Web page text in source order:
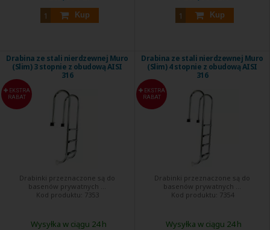
Kup Kup
Drabina ze stali nierdzewnej Muro
(Slim) 3 stopnie z obudową AISI
316
EKSTRA
RABAT
Drabinki przeznaczone są do
basenów prywatnych ...
Kod produktu: 7353
Wysyłka w ciągu 24 h
Drabina ze stali nierdzewnej Muro
(Slim) 4 stopnie z obudową AISI
316
EKSTRA
RABAT
Drabinki przeznaczone są do
basenów prywatnych ...
Kod produktu: 7354
Wysyłka w ciągu 24 h